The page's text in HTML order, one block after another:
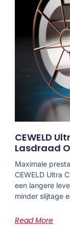
CEWELD
Lasdraad
Maximale
CEWELD Ultra
een langere
minder slijtage
Read More